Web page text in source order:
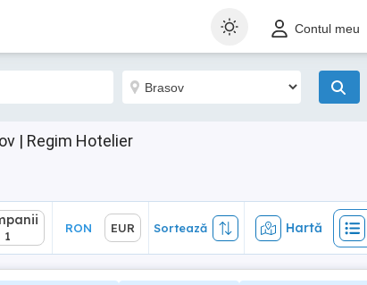
Contul meu
| Regim Hotelier
Hartă
1
RON EUR Sortează Hartă